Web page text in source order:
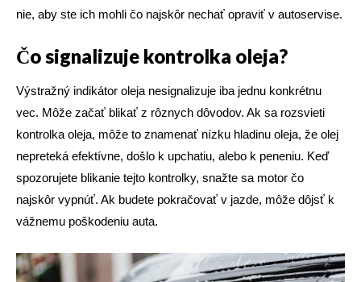
nie, aby ste ich mohli čo najskôr nechať opraviť v autoservise.
Čo signalizuje kontrolka oleja?
Výstražný indikátor oleja nesignalizuje iba jednu konkrétnu
vec. Môže začať blikať z rôznych dôvodov. Ak sa rozsvieti
kontrolka oleja, môže to znamenať nízku hladinu oleja, že olej
nepreteká efektívne, došlo k upchatiu, alebo k peneniu. Keď
spozorujete blikanie tejto kontrolky, snažte sa motor čo
najskôr vypnúť. Ak budete pokračovať v jazde, môže dôjsť k
vážnemu poškodeniu auta.